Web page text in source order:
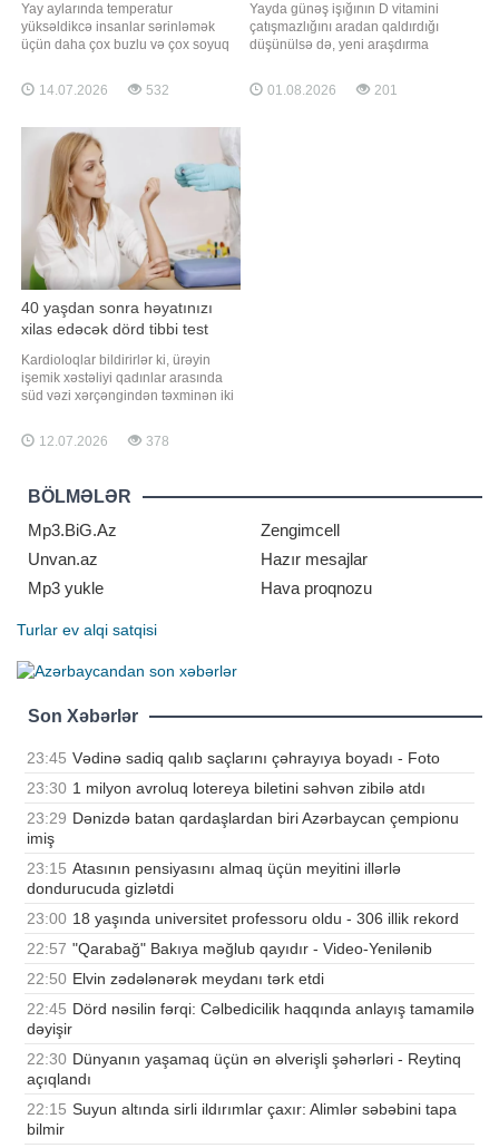
Yay aylarında temperatur
yüksəldikcə insanlar sərinləmək
üçün daha çox buzlu və çox soyuq
mütəxəssislər xəbərdarlıq edirlər ki,
həddindən artıq soyuq suyun
mənfi təsir göstərə bilər. Ölkə.az
xəbər verir ki, həkimlərin sözlərinə
görə, çox soyu
14.07.2026 532
Yayda günəş işığının D vitamini
çatışmazlığını aradan qaldırdığı
düşünülsə də, yeni araşdırma
olmadığını göstərib. Axşam.az xəbər
verir ki, bu barədə "ScienceAlert"
01.08.2026 201
40 yaşdan sonra həyatınızı
xilas edəcək dörd tibbi test
Kardioloqlar bildirirlər ki, ürəyin
işemik xəstəliyi qadınlar arasında
süd vəzi xərçəngindən təxminən iki
mediaya istinadən xəbər verir ki,
buna baxmayaraq, bir çox qadın ilk
görməzlikdən gəlir, ya da onları adi
yorğunluqla əlaqələndirir
12.07.2026 378
BÖLMƏLƏR
Mp3.BiG.Az
Zengimcell
Unvan.az
Hazır mesajlar
Mp3 yukle
Hava proqnozu
Turlar ev alqi satqisi
Son Xəbərlər
23:45 Vədinə sadiq qalıb saçlarını çəhrayıya boyadı - Foto
23:30 1 milyon avroluq lotereya biletini səhvən zibilə atdı
23:29 Dənizdə batan qardaşlardan biri Azərbaycan çempionu
imiş
23:15 Atasının pensiyasını almaq üçün meyitini illərlə
dondurucuda gizlətdi
23:00 18 yaşında universitet professoru oldu - 306 illik rekord
22:57 "Qarabağ" Bakıya məğlub qayıdır - Video-Yenilənib
22:50 Elvin zədələnərək meydanı tərk etdi
22:45 Dörd nəsilin fərqi: Cəlbedicilik haqqında anlayış tamamilə
dəyişir
22:30 Dünyanın yaşamaq üçün ən əlverişli şəhərləri - Reytinq
açıqlandı
22:15 Suyun altında sirli ildırımlar çaxır: Alimlər səbəbini tapa
bilmir